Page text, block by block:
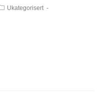
Ukategorisert